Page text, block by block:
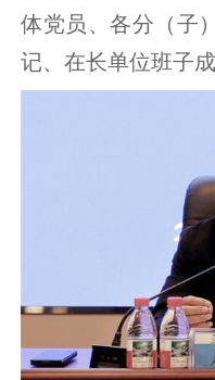
体党员、各分（子
记、在长单位班子